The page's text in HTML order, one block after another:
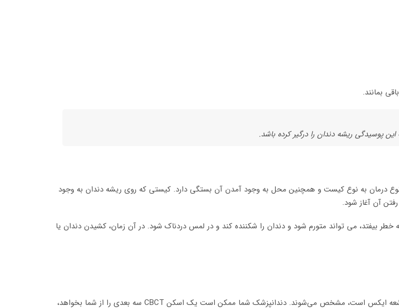
بمانند.
پوسیدگی ریشه دندان را درگیر کرده باشد.
درمان به نوع کیست و همچنین محل به وجود آمدن آن بستگی دارد. کیستی که روی ریشه دندان به وجود
آن آغاز شود.
بیفتد، می تواند متورم شود و دندان را شکننده کند و در لمس دردناک شود. در آن زمان، کشیدن دندان یا
کیست‌های دندانی معمولاً در طول معاینه معمولی که شامل عکس‌برداری با اشعه ایکس است، مشخص می‌شوند. دندانپزشک شما ممکن است یک اسکن CBCT سه بعدی را از شما بخواهد،